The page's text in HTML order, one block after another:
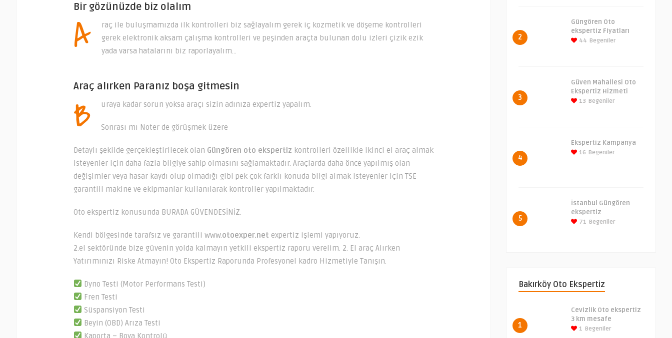
Bir gözünüzde biz olalım
A
raç ile buluşmamızda ilk kontrolleri biz sağlayalım gerek iç kozmetik ve döşeme kontrolleri
gerek elektronik aksam çalışma kontrolleri ve peşinden araçta bulunan dolu izleri çizik ezik
yada varsa hatalarını biz raporlayalım…
Araç alırken Paranız boşa gitmesin
B uraya kadar sorun yoksa araçı sizin adınıza expertiz yapalım.
Sonrası mı Noter de görüşmek üzere
Detaylı şekilde gerçekleştirilecek olan Güngören oto ekspertiz kontrolleri özellikle ikinci el araç almak
isteyenler için daha fazla bilgiye sahip olmasını sağlamaktadır. Araçlarda daha önce yapılmış olan
değişimler veya hasar kaydı olup olmadığı gibi pek çok farklı konuda bilgi almak isteyenler için TSE
garantili makine ve ekipmanlar kullanılarak kontroller yapılmaktadır.
Oto ekspertiz konusunda BURADA GÜVENDESİNİZ.
Kendi bölgesinde tarafsız ve garantili www.otoexper.net expertiz işlemi yapıyoruz.
2.el sektöründe bize güvenin yolda kalmayın yetkili ekspertiz raporu verelim. 2. El araç Alırken
Yatırımınızı Riske Atmayın! Oto Ekspertiz Raporunda Profesyonel kadro Hizmetiyle Tanışın.
Dyno Testi (Motor Performans Testi)
Fren Testi
Süspansiyon Testi
Beyin (OBD) Arıza Testi
Kaporta – Boya Kontrolü
2
Güngören Oto
ekspertiz Fiyatları
44 Begeniler
3
Güven Mahallesi Oto
Ekspertiz Hizmeti
13 Begeniler
4
Ekspertiz Kampanya
16 Begeniler
5
İstanbul Güngören
ekspertiz
71 Begeniler
Bakırköy Oto Ekspertiz
1
Cevizlik Oto ekspertiz
3 km mesafe
1 Begeniler